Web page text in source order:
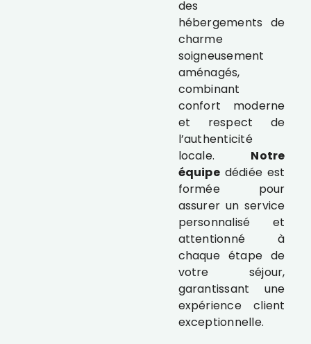
des
hébergements de
charme
soigneusement
aménagés,
combinant
confort moderne
et respect de
l’authenticité
locale. Notre
équipedédiée est
formée pour
assurer un service
personnalisé et
attentionné à
chaque étape de
votre séjour,
garantissant une
expérience client
exceptionnelle.